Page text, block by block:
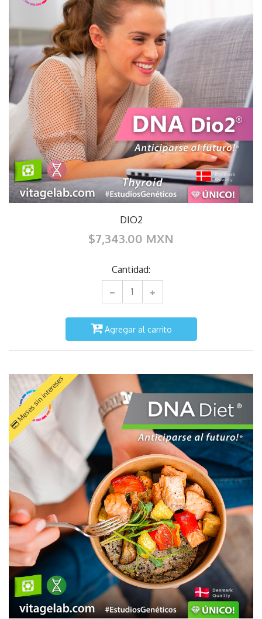
DIO2
$7,343.00 MXN
Cantidad:
Agregar al carrito
Meses sin intereses